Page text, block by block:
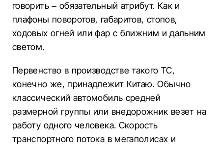
говорить – обязательный атрибут. Как и
плафоны поворотов, габаритов, стопов,
ходовых огней или фар с ближним и дальним
светом.
Первенство в производстве такого ТС,
конечно же, принадлежит Китаю. Обычно
классический автомобиль средней
размерной группы или внедорожник везет на
работу одного человека. Скорость
транспортного потока в мегаполисах и